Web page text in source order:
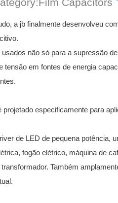
a jb finalmente desenvolveu
não só para a supressão
tensão em fontes de energia
projetado especificamente para
de LED de pequena potência,
fogão elétrico, máquina de
Também